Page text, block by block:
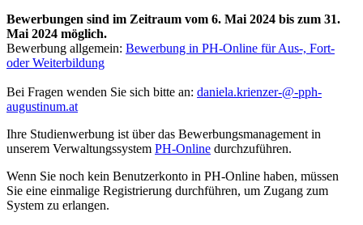
Bewerbungen sind im Zeitraum vom 6. Mai 2024 bis zum 31.
Mai 2024 möglich.
Bewerbung allgemein: Bewerbung in PH-Online für Aus-, Fort-
oder Weiterbildung
Bei Fragen wenden Sie sich bitte an: daniela.krienzer-@-pph-
augustinum.at
Ihre Studienwerbung ist über das Bewerbungsmanagement in
unserem Verwaltungssystem PH-Online durchzuführen.
Wenn Sie noch kein Benutzerkonto in PH-Online haben, müssen
Sie eine einmalige Registrierung durchführen, um Zugang zum
System zu erlangen.